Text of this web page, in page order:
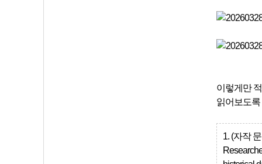
이렇게만
읽어보도록
1. (자작